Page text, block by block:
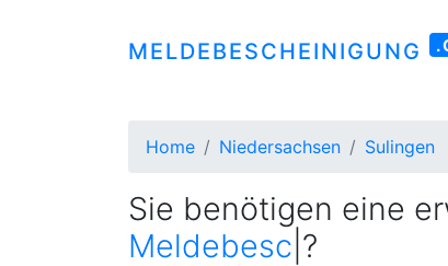
MELDEBESCHEINIGUNG
Home Niedersachsen Sulingen
Sie benötigen eine
Meldebescheinigung